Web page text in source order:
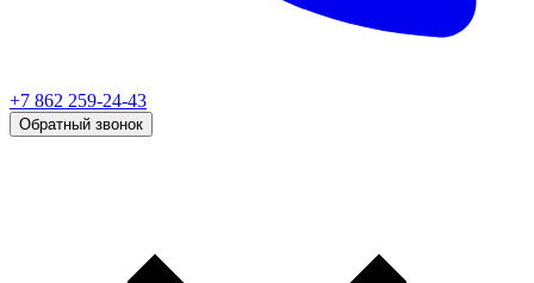
+7 862 259-24-43
Обратный звонок